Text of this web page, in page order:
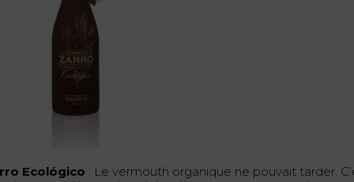
Ecológico : Le vermouth organique ne pouvait tarder.